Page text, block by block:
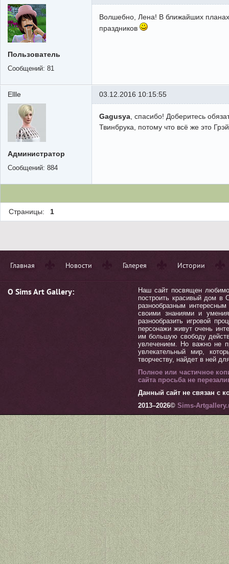
Пользователь
Сообщений: 81
Волшебно, Лена! В ближайших планах
праздников
Ellle
Администратор
Сообщений: 884
03.12.2016 10:15:55
Gagusya, спасибо! Доберитесь
Твинбрука, потому что всё же это
Страницы: 1
Главная Новости Галерея Истории
О Sims Art Gallery:
Наш сайт посвящен
построить красивый дом в
разнообразным
своими знаниями и
разнообразить игровой
персонажи живут очень
им большую свободу
увлечением. Но важно не
увлекательный мир,
творчеству, найдет в ней
Полное или частичное
сайта просьба не
Данный сайт не связан с
2013–2026© Sims-